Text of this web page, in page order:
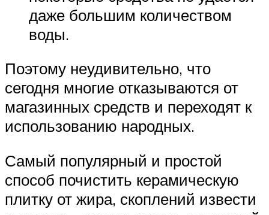
даже большим количеством
воды.
Поэтому неудивительно, что
сегодня многие отказываются от
магазинных средств и переходят к
использованию народных.
Самый популярный и простой
способ почистить керамическую
плитку от жира, скоплений извести